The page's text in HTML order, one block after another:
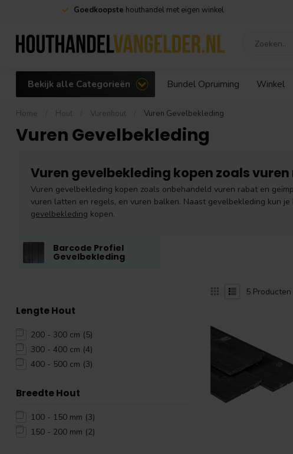
Goedkoopste houthandel met eigen winkel
Bekijk alle Categorieën Bundel Opruiming Winkel
Home Hout Vurenhout Vuren Gevelbekleding
Vuren Gevelbekleding
Vuren gevelbekleding kopen zoals
Vuren gevelbekleding kopen zoals onbehandeld vuren rabat en
vuren latten en regels, en vuren balken. Naast gevelbekleding kun
gevelbekleding kopen.
Barcode Profiel
Gevelbekleding
Lengte Hout
200 - 300 cm (5)
300 - 400 cm (4)
400 - 500 cm (3)
Breedte Hout
100 - 150 mm (3)
150 - 200 mm (2)
5 Producten